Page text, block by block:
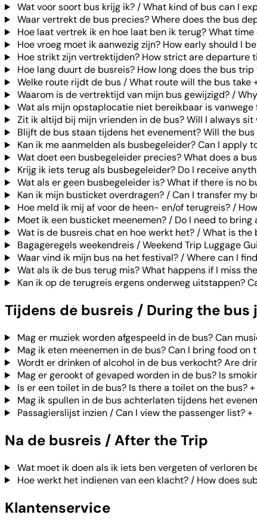
Wat voor soort bus krijg ik? / What kind of bus can I
Waar vertrekt de bus precies? Where does the bus
Hoe laat vertrek ik en hoe laat ben ik terug? What
Hoe vroeg moet ik aanwezig zijn? How early should I
Hoe strikt zijn vertrektijden? How strict are departure
Hoe lang duurt de busreis? How long does the bus trip
Welke route rijdt de bus / What route will the bus take
Waarom is de vertrektijd van mijn bus gewijzigd? /
Wat als mijn opstaplocatie niet bereikbaar is
Zit ik altijd bij mijn vrienden in de bus? Will I always
Blijft de bus staan tijdens het evenement? Will the
Kan ik me aanmelden als busbegeleider? Can I apply
Wat doet een busbegeleider precies? What does a
Krijg ik iets terug als busbegeleider? Do I receive
Wat als er geen busbegeleider is? What if there is no
Kan ik mijn busticket overdragen? / Can I transfer my
Hoe meld ik mij af voor de heen- en/of terugreis? /
Moet ik een busticket meenemen? / Do I need to bring
Wat is de busreis chat en hoe werkt het? / What is
Bagageregels weekendreis / Weekend Trip Luggage
Waar vind ik mijn bus na het festival? / Where can I
Wat als ik de bus terug mis? What happens if I miss
Kan ik op de terugreis ergens onderweg uitstappen?
Tijdens de busreis / During the bus
Mag er muziek worden afgespeeld in de bus? Can
Mag ik eten meenemen in de bus? Can I bring food on
Wordt er drinken of alcohol in de bus verkocht? Are
Mag er gerookt of gevaped worden in de bus? Is
Is er een toilet in de bus? Is there a toilet on the bus?+
Mag ik spullen in de bus achterlaten tijdens het
Passagierslijst inzien / Can I view the passenger list?+
Na de busreis / After the Trip
Wat moet ik doen als ik iets ben vergeten of verloren
Hoe werkt het indienen van een klacht? / How does
Klantenservice